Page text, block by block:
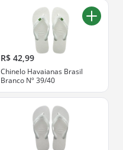
R$ 42,99
Chinelo Havaianas Brasil
Branco Nº 39/40